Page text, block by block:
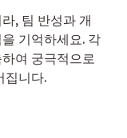
, 팀 반성과 개
기억하세요. 각
여 궁극적으로
집니다.